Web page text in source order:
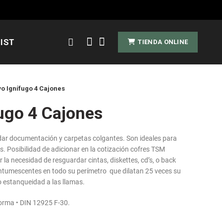
TIENDA ONLINE
Ignífugo 4 Cajones
4 Cajones
documentación y carpetas colgantes. Son ideales para
Posibilidad de adicionar en la cotización cofres TSM
necesidad de resguardar cintas, diskettes, cd’s, o back
en todo su perímetro que dilatan 25 veces su
estanqueidad a las llamas.
• DIN 12925 F-30.